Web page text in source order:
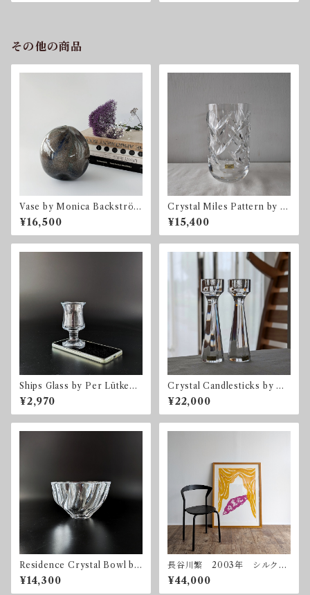
その他の商品
Vase by Monica Backström
for Kosta Boda コスタ・ボ
ダ スウェーデン
¥16,500
Crystal Miles Pattern by G
öran Wärff for Kosta Boda
Sweden 1996
¥15,400
Ships Glass by Per Lütken f
or Holmegaard ホルムガー
ド デンマーク ヴィンテー
ジ
¥2,970
Crystal Candlesticks by Be
ngt Edenfalk for Kosta Bo
da
¥22,000
Residence Crystal Bowl by
Olle Alberius for Orrefors
¥14,300
長谷川繁 2003年 シルクス
クリーン 額付属
¥44,000